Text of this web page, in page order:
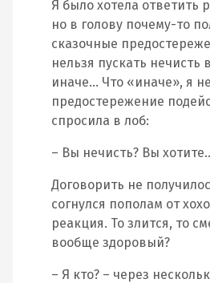
Я было хотела ответить
но в голову почему-то
сказочные
нельзя пускать нечисть
иначе… Что «иначе», я
предостережение
спросила в лоб:
– Вы нечисть? Вы
Договорить не
согнулся пополам от
реакция. То злится, то
вообще здоровый?
– Я кто? – через